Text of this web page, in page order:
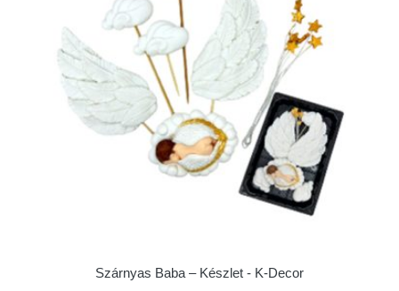
Szárnyas Baba – Készlet - K-Decor